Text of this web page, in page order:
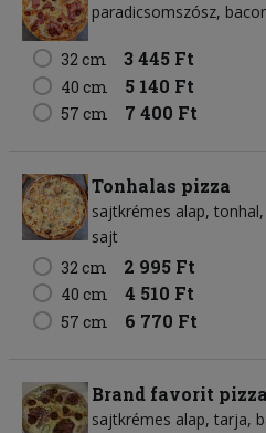
paradicsomszósz
32 cm 3 445 Ft
40 cm 5 140 Ft
57 cm 7 400 Ft
Tonhalas pizza
sajtkrémes alap tonhal
sajt
32 cm
2 995 Ft
40 cm 4 510 Ft
57 cm 6 770 Ft
Brand favorit pizza
sajtkrémes alap tarja